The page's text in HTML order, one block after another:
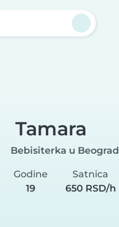
Tamara
Bebisiterka u Beograd
Godine
19
Satnica
650 RSD/h